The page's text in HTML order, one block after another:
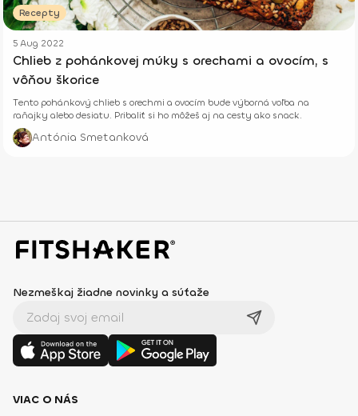
Recepty
5 Aug 2022
Chlieb z pohánkovej múky s orechami a ovocím, s
vôňou škorice
Tento pohánkový chlieb s orechmi a ovocím bude výborná voľba na
raňajky alebo desiatu. Pribaliť si ho môžeš aj na cesty ako snack.
Antónia Smetanková
Nezmeškaj žiadne novinky a súťaže
VIAC O NÁS